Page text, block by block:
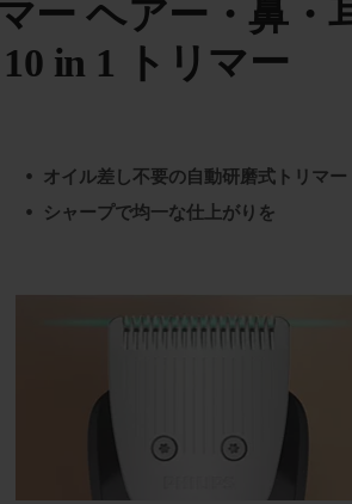
ー ヘアー・鼻・
in 1 トリマー
オイル差し不要の自動研磨式トリマー
シャープで均一な仕上がりを